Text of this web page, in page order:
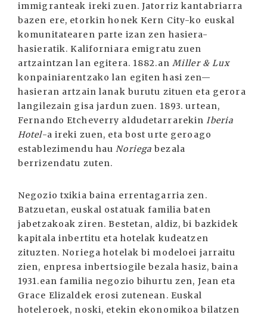
immigranteak ireki zuen. Jatorriz kantabriarra
bazen ere, etorkin honek Kern City-ko euskal
komunitatearen parte izan zen hasiera-
hasieratik. Kaliforniara emigratu zuen
artzaintzan lan egitera. 1882.an Miller & Lux
konpainiarentzako lan egiten hasi zen—
hasieran artzain lanak burutu zituen eta gerora
langilezain gisa jardun zuen. 1893. urtean,
Fernando Etcheverry aldudetarrarekinIberia
Hotel-a ireki zuen, eta bost urte geroago
establezimendu hauNoriega bezala
berrizendatu zuten.
Negozio txikia baina errentagarria zen.
Batzuetan, euskal ostatuak familia baten
jabetzakoak ziren. Bestetan, aldiz, bi bazkidek
kapitala inbertitu eta hotelak kudeatzen
zituzten. Noriega hotelak bi modeloei jarraitu
zien, enpresa inbertsiogile bezala hasiz, baina
1931.ean familia negozio bihurtu zen, Jean eta
Grace Elizaldek erosi zutenean. Euskal
hoteleroek, noski, etekin ekonomikoa bilatzen